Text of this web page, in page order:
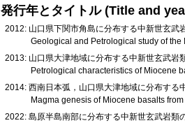
発行年とタイトル (Title and
2012: 山口県下関市角島に分布する中新世玄武
Geological and Petrological study of
2013: 山口県大津地域に分布する中新世玄武岩
Petrological characteristics of Miocene
2014: 西南日本弧，山口県大津地域に分布する
Magma genesis of Miocene basalts
2022: 島原半島南部に分布する中新世玄武岩類